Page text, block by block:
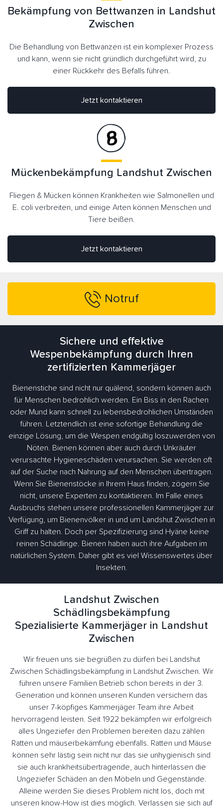
Bekämpfung von Bettwanzen in Landshut
Zwischen
Die Behandlung von Bettwanzen ist ein komplexer Prozess
und kann, wenn sie nicht gründlich durchgeführt wird, zu
einer Rückkehr des Befalls führen.
Jetzt kontaktieren
Jetzt kontaktieren
Mückenbekämpfung Landshut Zwischen
Fliegen & Mücken können Krankheiten wie Salmonellen und
E. coli verbreiten, und einige Arten können Menschen und
Tiere beißen.
Notruf
Sichere und effektive
Wespenbekämpfung durch Ihren
zertifizierten Kammerjäger
Bienenstiche sind nicht nur quälend, sondern können auch
für Menschen bedrohlich werden. Ein Biss in den Rachen
oder Mund kann schnell zu lebensbedrohlichen Umständen
führen. Letztendlich ist eine sofortige Behandlung die
einzige Lösung, um die Wespen endgültig loszuwerden von
Nöten. Bienen können aber auch durch Unkräuter
verursachte Hygieneschäden verursachen. Sie werden oft
auf der Suche nach Nahrung auf den Menschen übertragen.
Wenn Sie Bienenstöcke in Ihrem Haus finden, zögern Sie
nicht, unsere Experten zu kontaktieren. Im Falle eines
Ausbruchs stehen unsere professionellen Kammerjäger zur
Verfügung, um Bienenvölker in und um Landshut Zwischen in
Griff zu halten. Doch per Spezifizierung sind Hyäne keine
reinen Schädlinge. Bienen haben auch ihre Aufgaben im
natürlichen System. Daher gibt es viel Wissenswertes über
Insekten.
Landshut Zwischen
Schädlingsbekämpfung
Spezialisierte Kammerjäger in Landshut
Zwischen
Wir freuen uns sie begrüßen zu dürfen bei Landshut
Zwischen Schädlingsbekämpfung in Landshut Zwischen. Wir
führen unsere Familien Betrieb schon bereits in der 3.
Generation und können unseren Kunden versichern das
unser 7-köpfiges Kammerjäger Team ihre Arbeit
hervorragend leisten. Seit 1922 bekämpfen wir erfolgreich
alles Ungeziefer den Problemen bereiten dazu zählen
Ratten und mäuserbekämfung ebenfalls. Ratten und Mäuse
können sehr lästig sein nicht nur das sie unhygienisch sind
sie auch krankheitsübertragende, auch hinterlassen die
Ungeziefer Schäden an den Möbeln und Gegenstände.
Alleine werden Sie dieses Problem nicht los, doch mit
unseren know-How ist dies möglich. Verlassen sie sich auf